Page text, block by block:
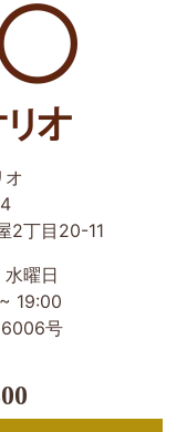
Orio
オ
2丁目20-11
曜日
19:00
号